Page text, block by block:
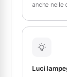
anche nelle
Luci